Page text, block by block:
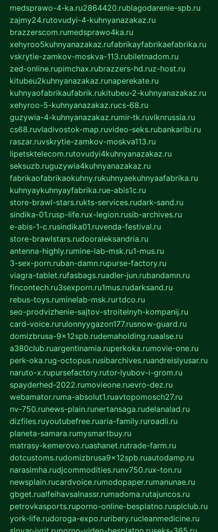
medsprawo-4-ka.ru2864420.rublagodarenie-spb.ru
zajmy24.rutovudyi-4-kuhnyanazakaz.ru
brazzerscom.rumedsprawo4ka.ru
xehyroo5kuhnyanazakaz.rufabrikayfabrikaefabrika.ru
vskrytie-zamkov-moskva-113.rubiletnadom.ru
zed-online.rupimchax.rubrazzers-hd.ruz-host.ru
kitubeu2kuhnyanazakaz.runaperekate.ru
kuhnyaofabrikaufabrik.rukitubeu-2-kuhnyanazakaz.ru
xehyroo-5-kuhnyanazakaz.rucs-68.ru
guzywia-4-kuhnyanazakaz.rumir-tk.ruvlknrussia.ru
cs68.ruvladivostok-map.ruvideo-seks.rubankaribi.ru
raszar.ruvskrytie-zamkov-moskva113.ru
lipetsktelecom.rutovudyi4kuhnyanazakaz.ru
seksuzb.ruguzywia4kuhnyanazakaz.ru
fabrikaofabrikaokuhny.rukuhnyaekuhnyaafabrika.ru
kuhnyaykuhnyayfabrika.rue-abis1c.ru
store-brawl-stars.rukts-services.rudark-sand.ru
sindika-01.rusp-life.rux-legion.rusib-archives.ru
e-abis-1-c.rusindika01.ruvenda-festival.ru
store-brawlstars.rudooraleksandria.ru
antenna-highly.rumine-lab-msk.ru1-mus.ru
3-sex-porn.ruban-damn.rupurse-factory.ru
viagra-tablet.rufasbags.ruadler-jun.rubandamn.ru
fincontech.ru3sexporn.ru1mus.rudarksand.ru
rebus-toys.ruminelab-msk.rurtdco.ru
seo-prodvizhenie-sajtov-stroitelnyh-kompanij.ru
card-voice.rurulonnyygazon177.rusnow-guard.ru
domizbrusa-9x12spb.rudemaholding.ruaalse.ru
a380club.ruargentinamia.ruperkoka.rumovie-one.ru
perk-oka.rug-octopus.rusibarchives.ruandreislyusar.ru
naruto-x.rupursefactory.rutor-lyubov-i-grom.ru
spayderhed-2022.rumovieone.ruevro-dez.ru
webamator.ruma-absolut1.ruavtopomosch27.ru
nv-750.runews-plain.runertansaga.rudelanalad.ru
dizfiles.ruyoutubefree.ruaria-family.ruroadli.ru
planeta-samara.rumysmartbuy.ru
matrasy-kemerovo.ruashanet.rutrade-farm.ru
dotcustoms.rudomizbrusa9x12spb.ruautodamp.ru
narasimha.rudjcommodities.runv750.rux-ton.ru
newsplain.rucardvoice.rumodopaper.rumanunae.ru
gbget.rualfeihavsalnassr.rumadoma.rutajuncos.ru
petrovkasports.ruporno-online-besplatno.rusplclub.ru
york-life.rudoroga-expo.ruribery.rucleanmedicine.ru